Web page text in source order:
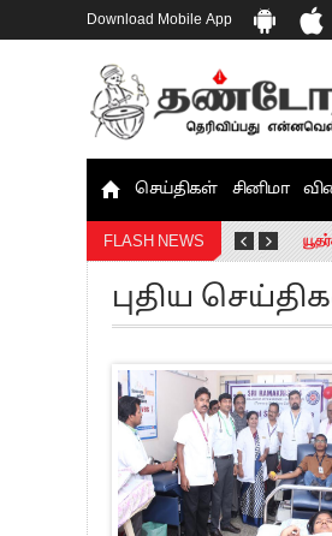
Download Mobile App
செய்திகள் சினிமா
FLASH NEWS
புதிய